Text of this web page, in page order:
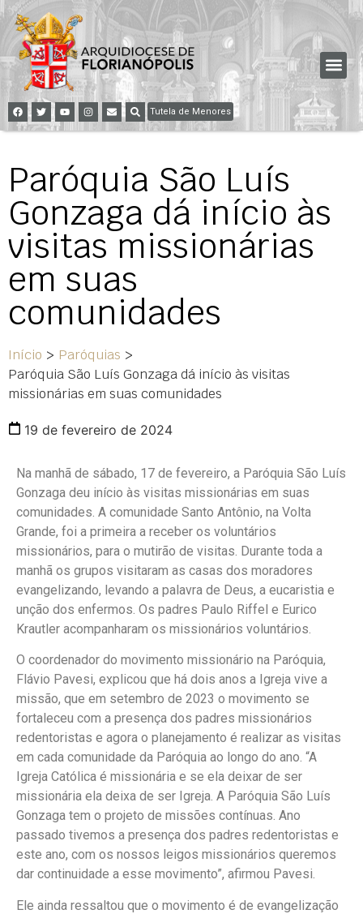
Tutela de Menores
Paróquia São Luís
Gonzaga dá início às
visitas missionárias
em suas
comunidades
Início > Paróquias >
Paróquia São Luís Gonzaga dá início às visitas
missionárias em suas comunidades
19 de fevereiro de 2024
Na manhã de sábado, 17 de fevereiro, a Paróquia São Luís
Gonzaga deu início às visitas missionárias em suas
comunidades. A comunidade Santo Antônio, na Volta
Grande, foi a primeira a receber os voluntários
missionários, para o mutirão de visitas. Durante toda a
manhã os grupos visitaram as casas dos moradores
evangelizando, levando a palavra de Deus, a eucaristia e
unção dos enfermos. Os padres Paulo Riffel e Eurico
Krautler acompanharam os missionários voluntários.
O coordenador do movimento missionário na Paróquia,
Flávio Pavesi, explicou que há dois anos a Igreja vive a
missão, que em setembro de 2023 o movimento se
fortaleceu com a presença dos padres missionários
redentoristas e agora o planejamento é realizar as visitas
em cada comunidade da Paróquia ao longo do ano. “A
Igreja Católica é missionária e se ela deixar de ser
missionária ela deixa de ser Igreja. A Paróquia São Luís
Gonzaga tem o projeto de missões contínuas. Ano
passado tivemos a presença dos padres redentoristas e
este ano, com os nossos leigos missionários queremos
dar continuidade a esse movimento”, afirmou Pavesi.
Ele ainda ressaltou que o movimento é de evangelização